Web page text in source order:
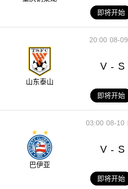
即将开始
08-09
20:00
山东泰山
V - S
即将开始
08-10
03:00
巴伊亚
V - S
即将开始